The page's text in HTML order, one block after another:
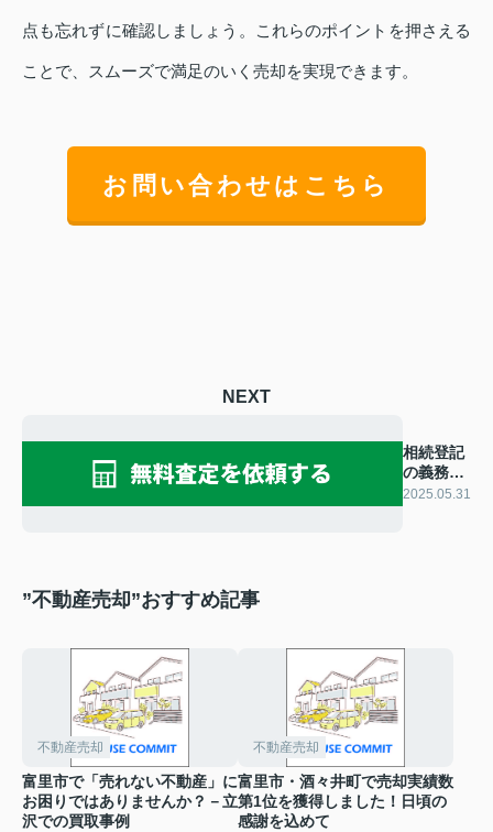
点も忘れずに確認しましょう。これらのポイントを押さえる
ことで、スムーズで満足のいく売却を実現できます。
お問い合わせはこちら
NEXT
相続登記
の義務化
とは？
2025.05.31
”不動産売却”おすすめ記事
不動産売却
富里市で「売れない不動産」に
お困りではありませんか？－立
沢での買取事例
不動産売却
富里市・酒々井町で売却実績数
第1位を獲得しました！日頃の
感謝を込めて